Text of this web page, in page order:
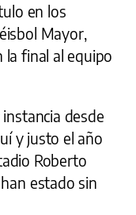
en los
Mayor,
final al equipo
desde
y justo el año
Roberto
estado sin